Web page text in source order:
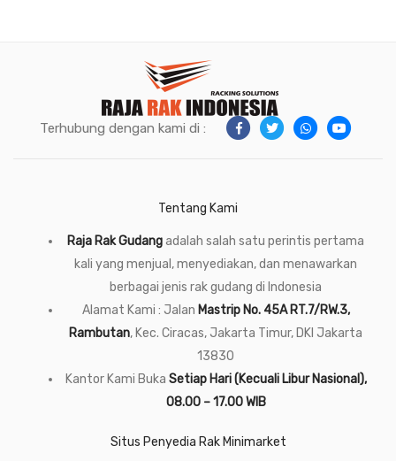
Terhubung dengan kami di :
Tentang Kami
Raja Rak Gudangadalah salah satu perintis pertama
kali yang menjual, menyediakan, dan menawarkan
berbagai jenis rak gudang di Indonesia
Alamat Kami : Jalan Mastrip No. 45A RT.7/RW.3,
Rambutan, Kec. Ciracas, Jakarta Timur, DKI Jakarta
13830
Kantor Kami Buka Setiap Hari (Kecuali Libur Nasional),
08.00 – 17.00 WIB
Situs Penyedia Rak Minimarket